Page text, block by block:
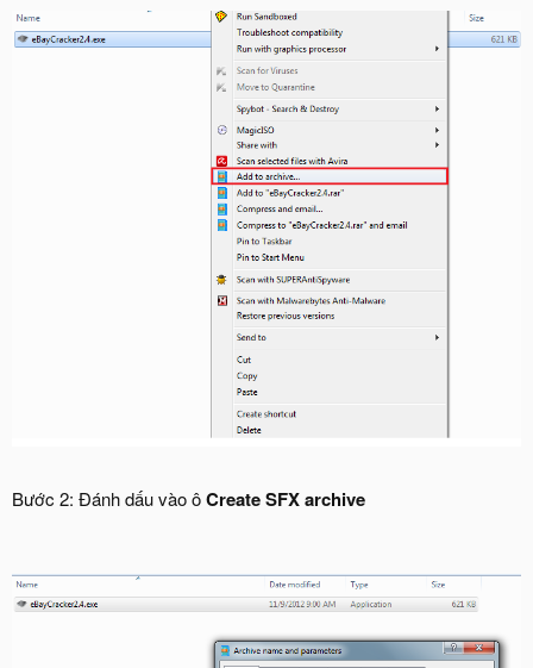
Bước 2: Đánh dấu vào ôCreate SFX archive